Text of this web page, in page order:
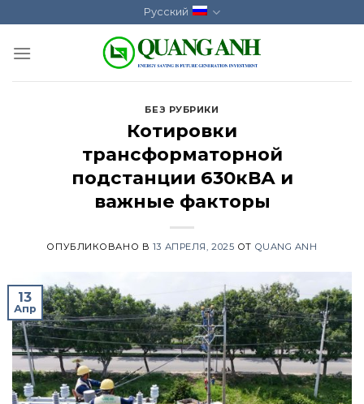
to
content
Русский
БЕЗ РУБРИКИ
Котировки
трансформаторной
подстанции 630кВА и
важные факторы
ОПУБЛИКОВАНО В 13 АПРЕЛЯ, 2025 ОТ QUANG ANH
13
Апр